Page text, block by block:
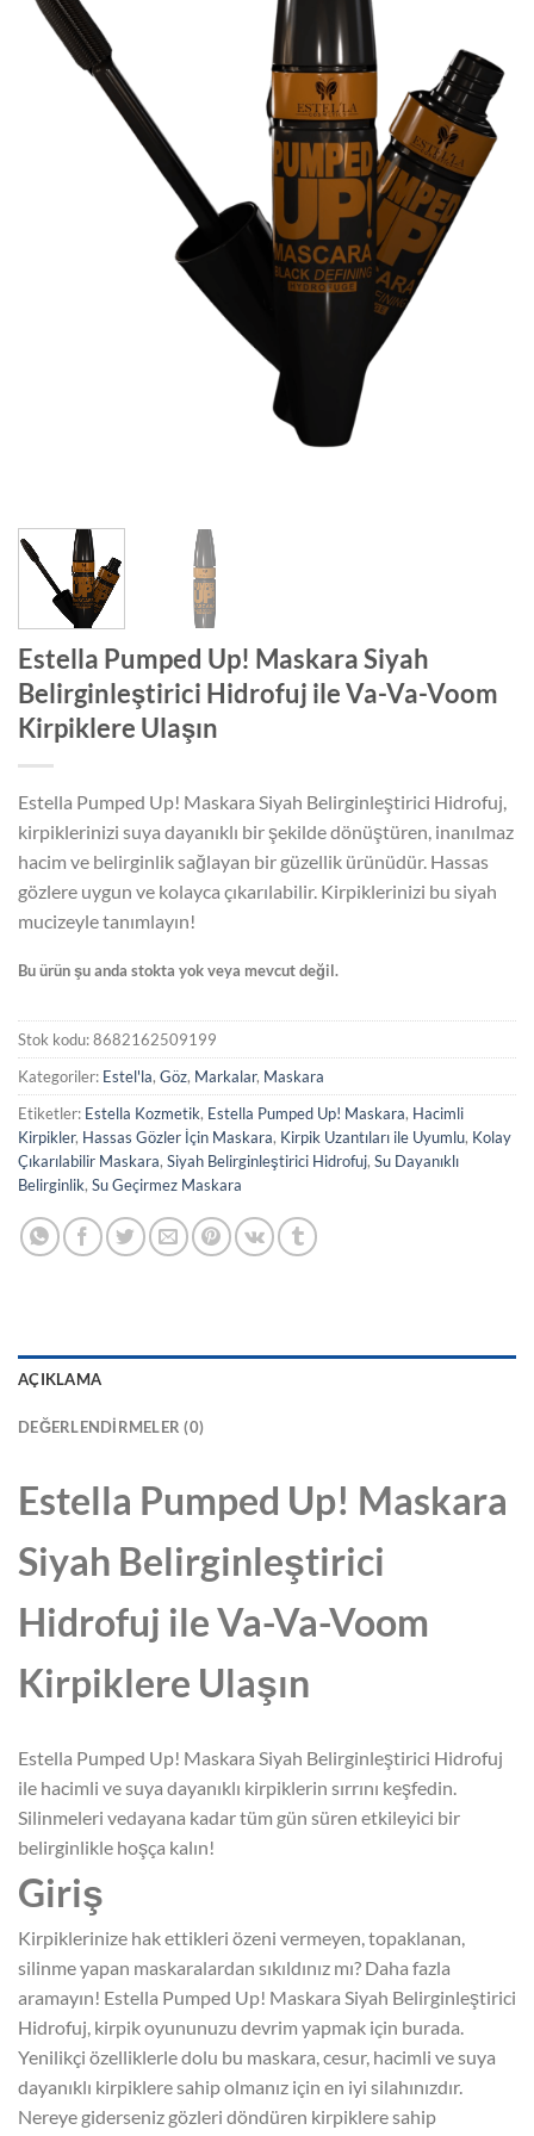
Estella Pumped Up! Maskara Siyah
Belirginleştirici Hidrofuj ile Va-Va-Voom
Kirpiklere Ulaşın
Estella Pumped Up! Maskara Siyah Belirginleştirici Hidrofuj,
kirpiklerinizi suya dayanıklı bir şekilde dönüştüren, inanılmaz
hacim ve belirginlik sağlayan bir güzellik ürünüdür. Hassas
gözlere uygun ve kolayca çıkarılabilir. Kirpiklerinizi bu siyah
mucizeyle tanımlayın!
Bu ürün şu anda stokta yok veya mevcut değil.
Stok kodu:8682162509199
Kategoriler: Estel'la, Göz, Markalar, Maskara
Etiketler: Estella Kozmetik, Estella Pumped Up! Maskara, Hacimli
Kirpikler, Hassas Gözler İçin Maskara, Kirpik Uzantıları ile Uyumlu, Kolay
Çıkarılabilir Maskara, Siyah Belirginleştirici Hidrofuj, Su Dayanıklı
Belirginlik, Su Geçirmez Maskara
AÇIKLAMA
DEĞERLENDIRMELER (0)
Estella Pumped Up! Maskara
Siyah Belirginleştirici
Hidrofuj ile Va-Va-Voom
Kirpiklere Ulaşın
Estella Pumped Up! Maskara Siyah Belirginleştirici Hidrofuj
ile hacimli ve suya dayanıklı kirpiklerin sırrını keşfedin.
Silinmeleri vedayana kadar tüm gün süren etkileyici bir
belirginlikle hoşça kalın!
Giriş
Kirpiklerinize hak ettikleri özeni vermeyen, topaklanan,
silinme yapan maskaralardan sıkıldınız mı? Daha fazla
aramayın! Estella Pumped Up! Maskara Siyah Belirginleştirici
Hidrofuj, kirpik oyununuzu devrim yapmak için burada.
Yenilikçi özelliklerle dolu bu maskara, cesur, hacimli ve suya
dayanıklı kirpiklere sahip olmanız için en iyi silahınızdır.
Nereye giderseniz gözleri döndüren kirpiklere sahip